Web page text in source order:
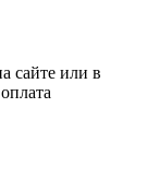
сайте или в